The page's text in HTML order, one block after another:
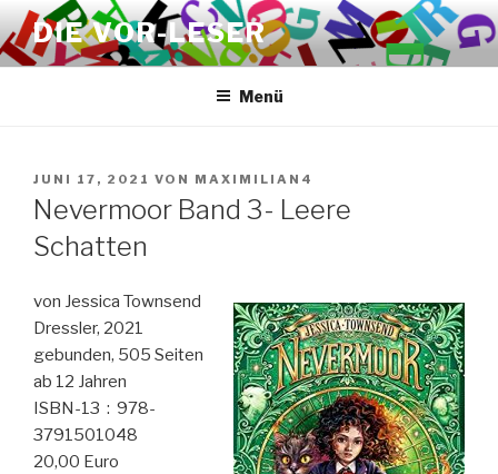
Zum
Inhalt
springen
DIE VOR-LESER
Menü
VERÖFFENTLICHT
AM
JUNI 17, 2021 VON MAXIMILIAN4
Nevermoor Band 3- Leere
Schatten
von Jessica Townsend
Dressler, 2021
gebunden, 505 Seiten
ab 12 Jahren
ISBN-13 ‏ : ‎ 978-
3791501048
20,00 Euro